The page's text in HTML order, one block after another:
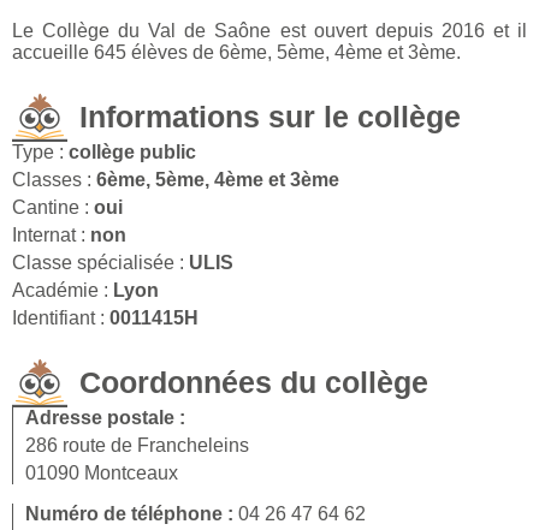
Le Collège du Val de Saône est ouvert depuis 2016 et il
accueille 645 élèves de 6ème, 5ème, 4ème et 3ème.
Informations sur le collège
Type : collège public
Classes : 6ème, 5ème, 4ème et 3ème
Cantine : oui
Internat : non
Classe spécialisée : ULIS
Académie : Lyon
Identifiant : 0011415H
Coordonnées du collège
Adresse postale :
286 route de Francheleins
01090 Montceaux
Numéro de téléphone : 04 26 47 64 62